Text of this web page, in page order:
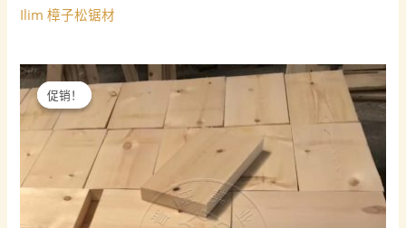
Ilim 樟子松锯材
促销！
促销！